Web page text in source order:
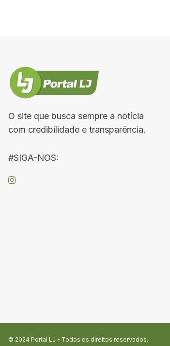
O site que busca sempre a notícia
com credibilidade e transparência.
#SIGA-NOS:
© 2024 Portal LJ - Todos os direitos reservados.